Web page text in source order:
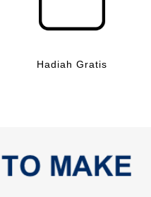
Hadiah Gratis